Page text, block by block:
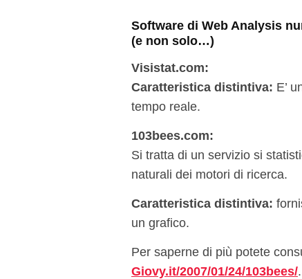
Software di Web Analysis
(e non solo…)
Visistat.com:
Caratteristica distintiva: E’
tempo reale.
103bees.com:
Si tratta di un servizio si
naturali dei motori di ricerca.
Caratteristica distintiva:
un grafico.
Per saperne di più potete
Giovy.it/2007/01/24/103bees/.